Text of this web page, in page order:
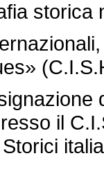
storica
il